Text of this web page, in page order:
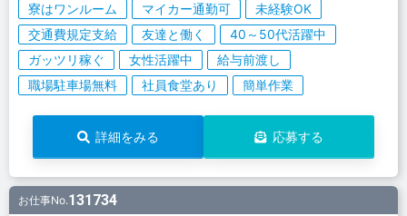
寮はワンルーム マイカー通勤可
未経験OK
交通費規定支給
友達と働く
40～50代活躍中
ガッツリ稼ぐ
女性活躍中
給与前渡し
職場駐車場無料
社員食堂あり 簡単作業
詳細をみる 応募する
お仕事No.131734